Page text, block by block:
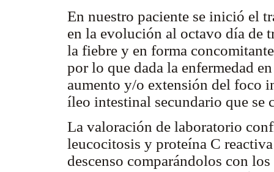
En nuestro paciente se inició el
en la evolución al octavo día de
la fiebre y en forma
por lo que dada la enfermedad
aumento y/o extensión del foco
íleo intestinal secundario que se
La valoración de laboratorio
leucocitosis y proteína C
descenso comparándolos con